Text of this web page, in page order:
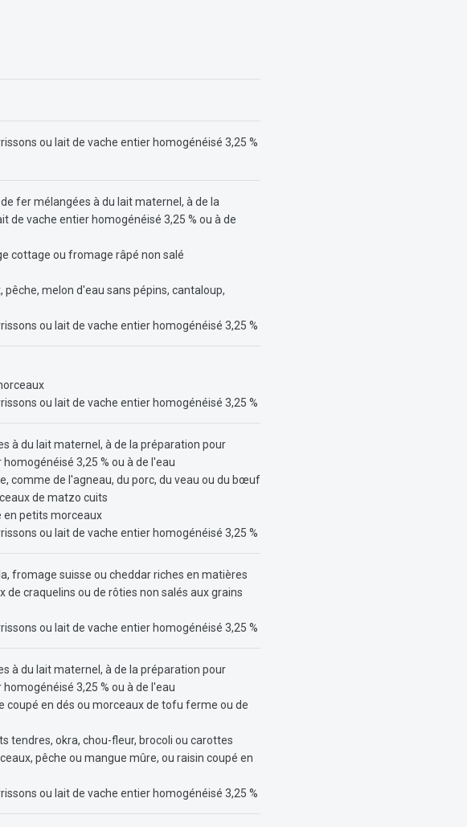
ou lait de vache entier homogénéisé 3,25 %
fer mélangées à du lait maternel, à de la
de vache entier homogénéisé 3,25 % ou à de
cottage ou fromage râpé non salé
pêche, melon d'eau sans pépins, cantaloup,
ou lait de vache entier homogénéisé 3,25 %
ou lait de vache entier homogénéisé 3,25 %
à du lait maternel, à de la préparation pour
3,25 % ou à de l'eau
comme de l'agneau, du porc, du veau ou du bœuf
de matzo cuits
en petits morceaux
ou lait de vache entier homogénéisé 3,25 %
fromage suisse ou cheddar riches en matières
craquelins ou de rôties non salés aux grains
ou lait de vache entier homogénéisé 3,25 %
à du lait maternel, à de la préparation pour
3,25 % ou à de l'eau
coupé en dés ou morceaux de tofu ferme ou de
tendres, okra, chou-fleur, brocoli ou carottes
pêche ou mangue mûre, ou raisin coupé en
ou lait de vache entier homogénéisé 3,25 %